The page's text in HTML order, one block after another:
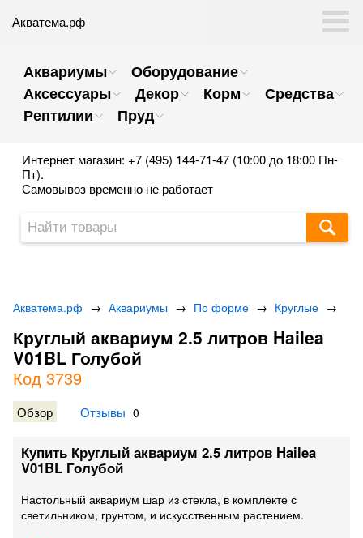
Акватема.рф
Аквариумы
Оборудование
Аксессуары
Декор Корм
Средства
Рептилии
Пруд
Интернет магазин: +7 (495) 144-71-47 (10:00 до 18:00 Пн-
Пт).
Самовывоз временно не работает
Акватема.рф → Аквариумы → По форме → Круглые →
Круглый аквариум 2.5 литров Hailea
V01BL Голубой
Код 3739
Обзор Отзывы 0
Купить Круглый аквариум 2.5 литров Hailea
V01BL Голубой
Настольный аквариум шар из стекла, в комплекте с
светильником, грунтом, и искусственным растением.